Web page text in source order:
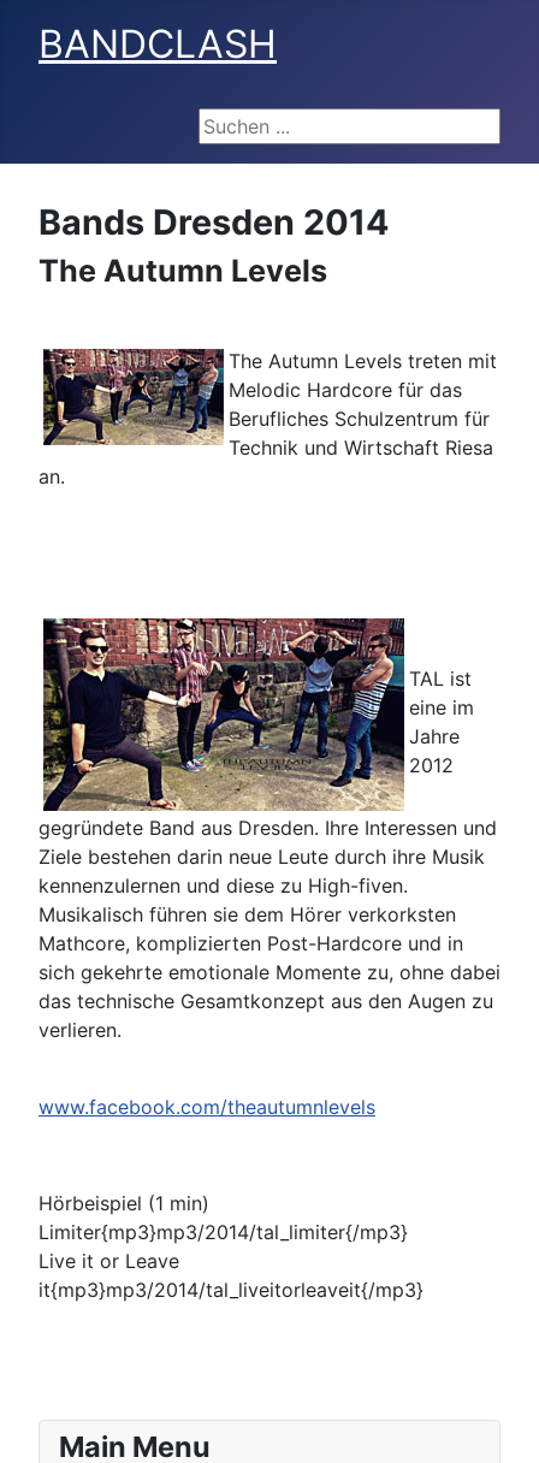
BANDCLASH
Suchen ...
Main Menu
Bands Dresden 2014
The Autumn Levels
The Autumn Levels treten mit
Melodic Hardcore für das
Berufliches Schulzentrum für
Technik und Wirtschaft Riesa
an.
TAL ist
eine im
Jahre
2012
gegründete Band aus Dresden. Ihre Interessen und
Ziele bestehen darin neue Leute durch ihre Musik
kennenzulernen und diese zu High-fiven.
Musikalisch führen sie dem Hörer verkorksten
Mathcore, komplizierten Post-Hardcore und in
sich gekehrte emotionale Momente zu, ohne dabei
das technische Gesamtkonzept aus den Augen zu
verlieren.
www.facebook.com/theautumnlevels
Hörbeispiel (1 min)
Limiter{mp3}mp3/2014/tal_limiter{/mp3}
Live it or Leave
it{mp3}mp3/2014/tal_liveitorleaveit{/mp3}